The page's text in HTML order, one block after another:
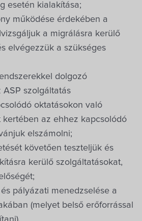
esetén kialakítása;
működése érdekében a
a migrálásra kerülő
elvégezzük a szükséges
dolgozó
szolgáltatás
oktatásokon való
kertében az ehhez kapcsolódó
elszámolni;
követően teszteljük és
kerülő szolgáltatásokat,
pályázati menedzselése a
(melyet belső erőforrással